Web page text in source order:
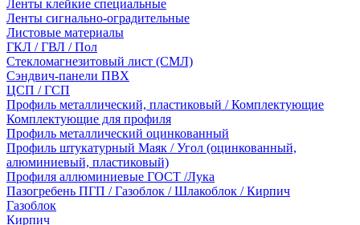
Ленты клейкие специальные
Ленты сигнально-оградительные
Листовые материалы
ГКЛ / ГВЛ / Пол
Стекломагнезитовый лист (СМЛ)
Сэндвич-панели ПВХ
ЦСП / ГСП
Профиль металлический, пластиковый / Комплектующие
Комплектующие для профиля
Профиль металлический оцинкованный
Профиль штукатурный Маяк / Угол (оцинкованный,
алюминиевый, пластиковый)
Профиля аллюминиевые ГОСТ /Лука
Пазогребень ПГП / Газоблок / Шлакоблок / Кирпич
Газоблок
Кирпич